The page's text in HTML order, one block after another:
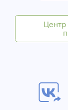
Центр